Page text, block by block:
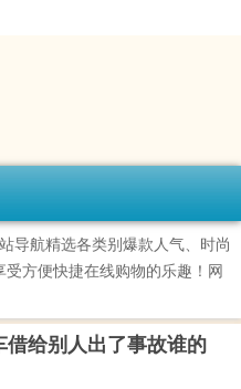
导航精选各类别爆款人气、时尚
方便快捷在线购物的乐趣！网
借给别人出了事故谁的